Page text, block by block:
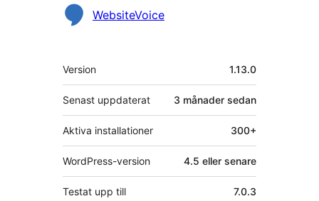
BidragandeWebsiteVoice
Meta
Version 1.13.0
Senast uppdaterat 3 månader sedan
Aktiva installationer 300+
WordPress-version 4.5 eller senare
Testat upp till 7.0.3